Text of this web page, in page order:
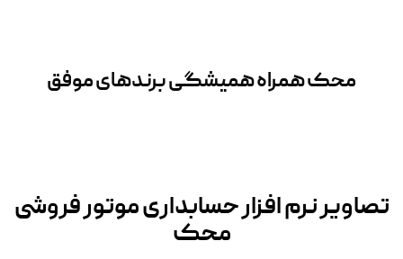
محک همراه همیشگی برندهای موفق
تصاویر نرم افزار حسابداری موتور فروشی
محک